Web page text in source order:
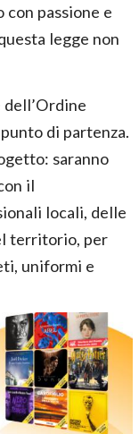
passione e
legge non
di partenza.
saranno
il
locali, delle
territorio, per
uniformi e